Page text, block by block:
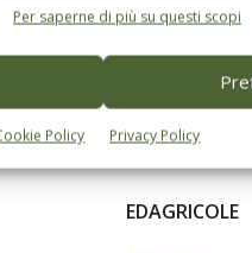
Per saperne di più su questi scopi
Policy Privacy Policy
EDAGRICOLE